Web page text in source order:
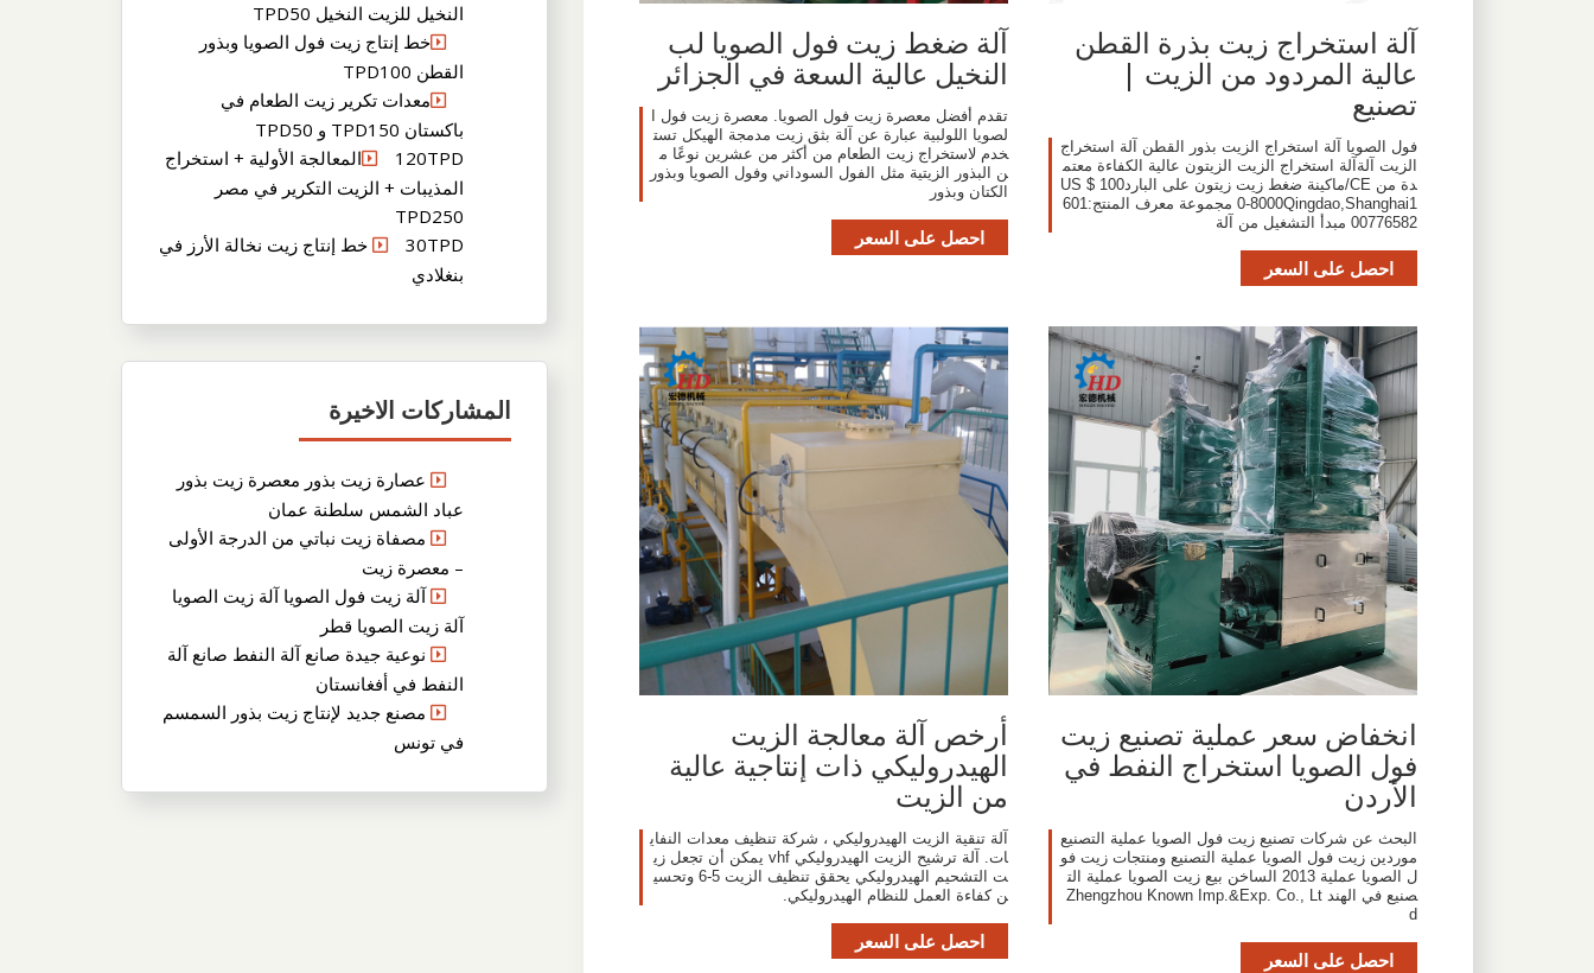
النخيل للزيت النخيل TPD50
خط إنتاج زيت فول الصويا وبذور
القطن TPD100
معدات تكرير زيت الطعام في
باكستان TPD150 و TPD50
120TPDالمعالجة الأولية + استخراج
المذيبات + الزيت التكرير في مصر
TPD250
30TPD خط إنتاج زيت نخالة الأرز في
بنغلادي
المشاركات الاخيرة
عصارة زيت بذور معصرة زيت بذور
عباد الشمس سلطنة عمان
مصفاة زيت نباتي من الدرجة الأولى
– معصرة زيت
آلة زيت فول الصويا آلة زيت الصويا
آلة زيت الصويا قطر
نوعية جيدة صانع آلة النفط صانع آلة
النفط في أفغانستان
مصنع جديد لإنتاج زيت بذور السمسم
في تونس
آلة استخراج زيت بذرة القطن
عالية المردود من الزيت |
تصنيع
فول الصويا آلة استخراج الزيت بذور القطن آلة استخراج
الزيت آلةآلة استخراج الزيت الزيتون عالية الكفاءة معتم
دة من CE/ماكينة ضغط زيت زيتون على الباردUS $ 100
0-8000Qingdao,Shanghai1 مجموعة معرف المنتج:601
00776582 مبدأ التشغيل من آلة
احصل على السعر
آلة ضغط زيت فول الصويا لب
النخيل عالية السعة في الجزائر
تقدم أفضل معصرة زيت فول الصويا. معصرة زيت فول ا
لصويا اللولبية عبارة عن آلة بثق زيت مدمجة الهيكل تست
خدم لاستخراج زيت الطعام من أكثر من عشرين نوعًا م
ن البذور الزيتية مثل الفول السوداني وفول الصويا وبذور
الكتان وبذور
احصل على السعر
انخفاض سعر عملية تصنيع زيت
فول الصويا استخراج النفط في
الأردن
البحث عن شركات تصنيع زيت فول الصويا عملية التصنيع
موردين زيت فول الصويا عملية التصنيع ومنتجات زيت فو
ل الصويا عملية 2013 الساخن بيع زيت الصويا عملية الت
صنيع في الهند Zhengzhou Known Imp.&Exp. Co., Lt
d
احصل على السعر
أرخص آلة معالجة الزيت
الهيدروليكي ذات إنتاجية عالية
من الزيت
آلة تنقية الزيت الهيدروليكي ، شركة تنظيف معدات النفاي
ات. آلة ترشيح الزيت الهيدروليكي vhf يمكن أن تجعل زي
ت التشحيم الهيدروليكي يحقق تنظيف الزيت 5-6 وتحسي
ن كفاءة العمل للنظام الهيدروليكي.
احصل على السعر